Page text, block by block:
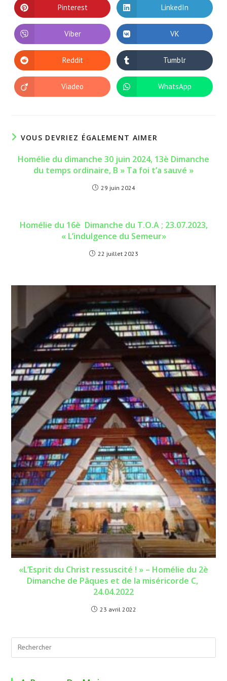
autre
fenêtre
autre
fenêtre
Ouvrir
dans
une
autre
fenêtre
Pinterest Ouvrir
dans
une
autre
fenêtre
LinkedIn
Ouvrir
dans
une
autre
fenêtre
Viber Ouvrir
dans
une
autre
fenêtre
VK
Ouvrir
dans
une
autre
fenêtre
Reddit Ouvrir
dans
une
autre
fenêtre
Tumblr
Ouvrir
dans
Viadeo Ouvrir
dans
WhatsApp
VOUS DEVRIEZ ÉGALEMENT AIMER
Homélie du dimanche 30 juin 2024, 13è Dimanche
du temps ordinaire, B » Ta foi t’a sauvé »
29 juin 2024
Homélie du 16è Dimanche du T.O.A ; 23.07.2023,
« L’indulgence du Semeur»
22 juillet 2023
«L’Esprit du Christ ressuscité ! » – Homélie du 2è
Dimanche de Pâques et de la miséricorde C,
24.04.2022
23 avril 2022